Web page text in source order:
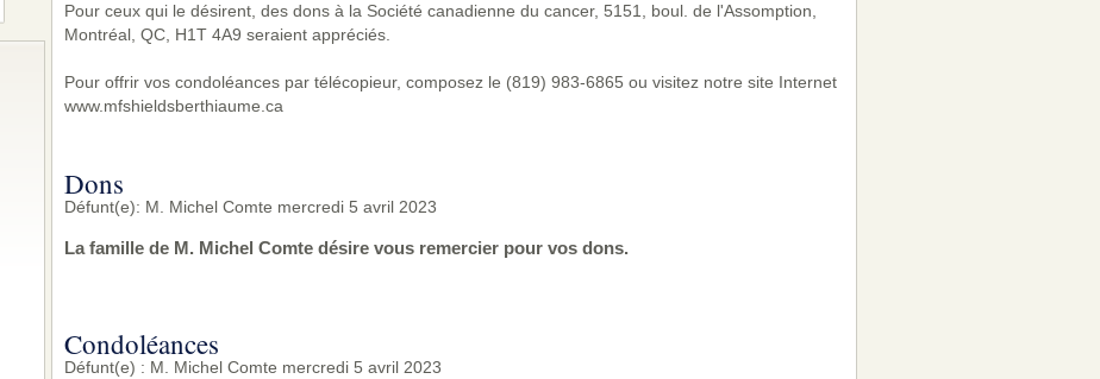
Pour ceux qui le désirent, des dons à la Société canadienne du cancer, 5151, boul. de l'Assomption,
Montréal, QC, H1T 4A9 seraient appréciés.
Pour offrir vos condoléances par télécopieur, composez le (819) 983-6865 ou visitez notre site Internet
www.mfshieldsberthiaume.ca
Dons
Défunt(e): M. Michel Comte mercredi 5 avril 2023
La famille de M. Michel Comte désire vous remercier pour vos dons.
Condoléances
Défunt(e) : M. Michel Comte mercredi 5 avril 2023